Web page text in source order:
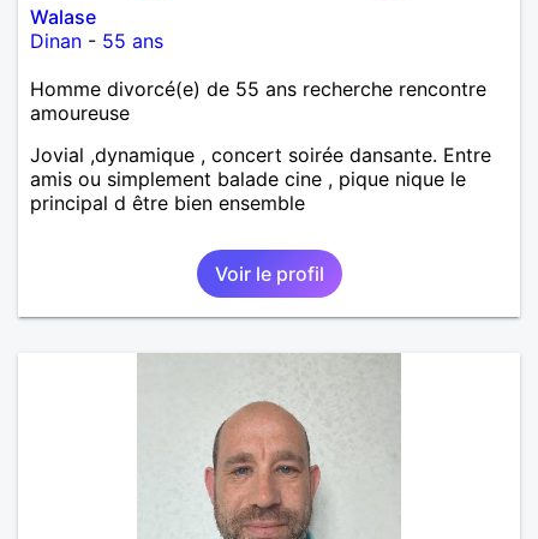
Walase
Dinan - 55 ans
Homme divorcé(e) de 55 ans recherche rencontre
amoureuse
Jovial ,dynamique , concert soirée dansante. Entre
amis ou simplement balade cine , pique nique le
principal d être bien ensemble
Voir le profil